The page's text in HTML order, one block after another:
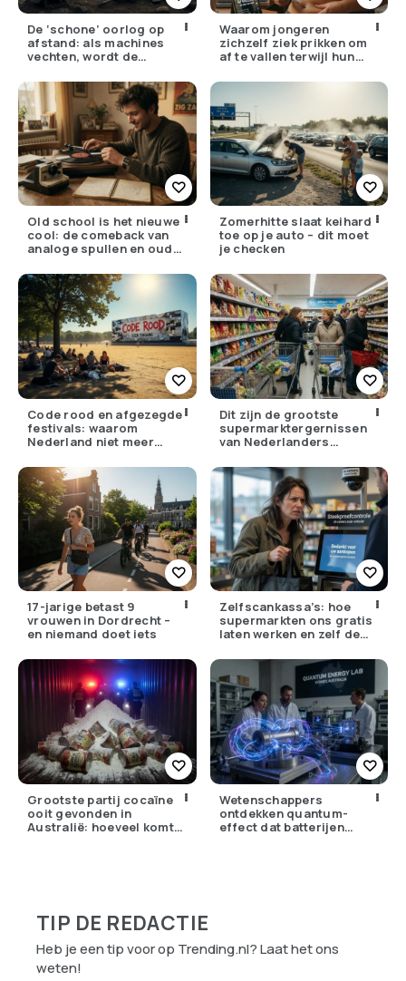
De ‘schone’ oorlog op
afstand: als machines
vechten, wordt de
lager
Waarom jongeren
zichzelf ziek prikken om
af te vallen terwijl hun
bellen
Old school is het nieuwe
cool: de comeback van
analoge spullen en oude
Zomerhitte slaat keihard
toe op je auto – dit moet
je checken
Code rood en afgezegde
festivals: waarom
Nederland niet meer
Dit zijn de grootste
supermarktergernissen
van Nederlanders
17-jarige betast 9
vrouwen in Dordrecht –
en niemand doet iets
Zelfscankassa’s: hoe
supermarkten ons gratis
laten werken en zelf de
Grootste partij cocaïne
ooit gevonden in
Australië: hoeveel komt
Wetenschappers
ontdekken quantum-
effect dat batterijen
TIP DE REDACTIE
Heb je een tip voor op Trending.nl? Laat het ons
weten!